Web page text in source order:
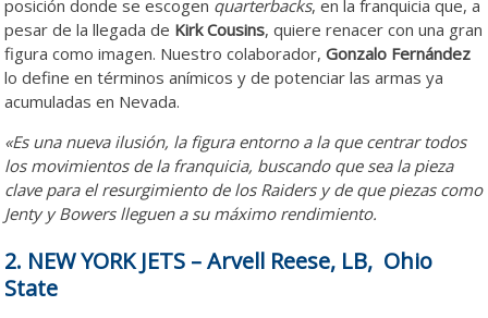
posición donde se escogen quarterbacks, en la franquicia que, a
pesar de la llegada de Kirk Cousins, quiere renacer con una gran
figura como imagen. Nuestro colaborador,Gonzalo Fernández
lo define en términos anímicos y de potenciar las armas ya
acumuladas en Nevada.
«Es una nueva ilusión, la figura entorno a la que centrar todos
los movimientos de la franquicia, buscando que sea la pieza
clave para el resurgimiento de los Raiders y de que piezas como
Jenty y Bowers lleguen a su máximo rendimiento.
2. NEW YORK JETS – Arvell Reese, LB, Ohio
State